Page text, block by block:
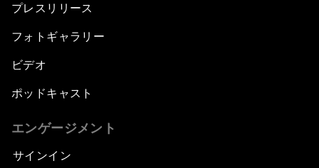
プレスリリース
フォトギャラリー
ビデオ
ポッドキャスト
エンゲージメント
サインイン